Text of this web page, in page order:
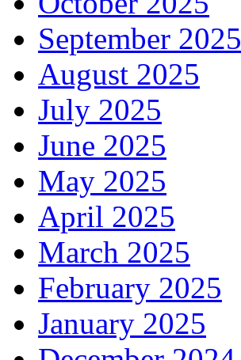
September 2025
August 2025
July 2025
June 2025
May 2025
April 2025
March 2025
February 2025
January 2025